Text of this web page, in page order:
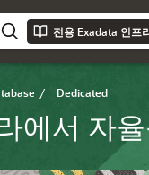
/ Dedicated
에서 자